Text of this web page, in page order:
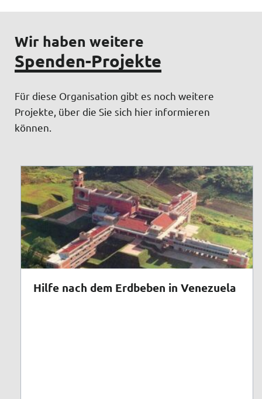
Wir haben weitere
Spenden-Projekte
Für diese Organisation gibt es noch weitere
Projekte, über die Sie sich hier informieren
können.
Hilfe nach dem Erdbeben in Venezuela